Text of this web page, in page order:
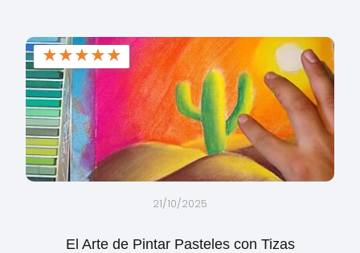
★★★★★
21/10/2025
El Arte de Pintar Pasteles con Tizas